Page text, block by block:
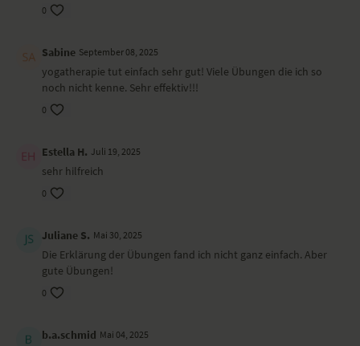
Vierfüßlerstand rotierende Schulterbewegung
Wirkung und Vorteile der Yoga-Übungs-Sequenz
Schmerzlindernde Wirkung sowie Entlastung des Schultergelenks und
Kräftigung der Rotatorenmanschette.
Führe keine Übung aus, die schmerzhaft ist. Falls du kein Theraband
hast, sagt Dr. Ronald Steiner Varianten ohne Hilfsmittel an. Lege dir
eine Wasserflasche bereit (ca. 1-Literflasche zu drei Vierteln gefüllt).
Dieses Yoga-Video haben wir in Dr. Ronald Steiners Yoga Studio
Ashtanga Yoga Institut
0
Sabine September 08, 2025
yogatherapie tut einfach sehr gut! Viele Übungen die ich so
noch nicht kenne. Sehr effektiv!!!
0
Estella H. Juli 19, 2025
sehr hilfreich
0
Juliane S. Mai 30, 2025
Die Erklärung der Übungen fand ich nicht ganz einfach. Aber
gute Übungen!
0
b.a.schmid Mai 04, 2025